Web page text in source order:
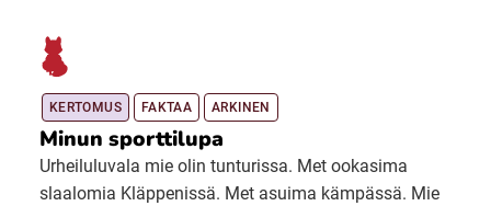
KERTOMUS FAKTAA ARKINEN
Minun sporttilupa
Urheiluluvala mie olin tunturissa. Met ookasima
slaalomia Kläppenissä. Met asuima kämpässä. Mie